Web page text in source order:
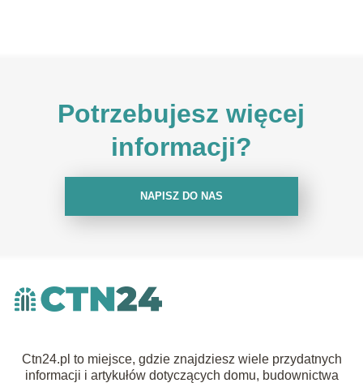
Potrzebujesz więcej
informacji?
NAPISZ DO NAS
Ctn24.pl to miejsce, gdzie znajdziesz wiele przydatnych
informacji i artykułów dotyczących domu, budownictwa